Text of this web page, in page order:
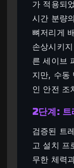
가 적용되
시간 분량
뼈저리게
손상시키
른 세이브
지만, 수동
인 안전 조
2단계: 트
검증된 트
고 설치 프
무한 체력